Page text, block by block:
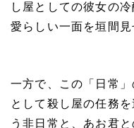
し屋としての彼女の
愛らしい一面を垣間見
一方で、この「日常
として殺し屋の任務
う非日常と、あお君